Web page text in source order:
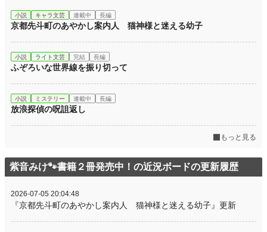
小説 キャラ文芸 連載中 長編
京都先斗町のあやかし案内人 猫神様と迷える幼子
小説 ライト文芸 完結 長編
ふぞろいな世界線を振り切って
小説 ミステリー 連載中 長編
放浪探偵の呪詛返し
もっと見る
紫音みけ🐾書籍２冊発売中！の近況ボードの更新履歴
2026-07-05 20:04:48
『京都先斗町のあやかし案内人 猫神様と迷える幼子』更新